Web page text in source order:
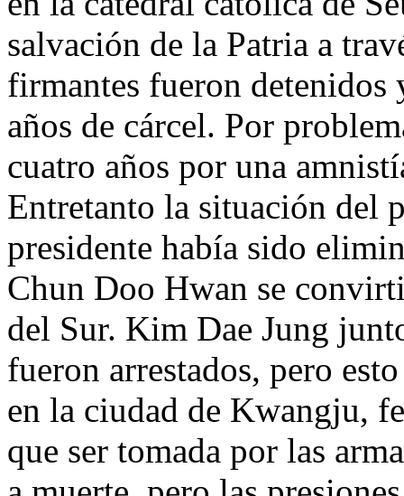
salvación de la Patria a
firmantes fueron detenidos
años de cárcel. Por
cuatro años por una
Entretanto la situación del
presidente había sido
Chun Doo Hwan se
del Sur. Kim Dae Jung
fueron arrestados, pero
en la ciudad de Kwangju,
que ser tomada por las